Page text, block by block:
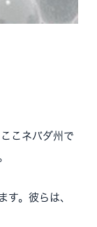
こネバダ州で
す。彼らは、